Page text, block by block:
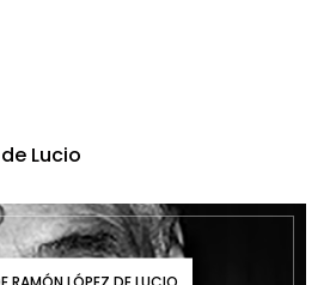
Lucio